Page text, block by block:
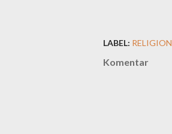
LABEL: RELIGION
Komentar